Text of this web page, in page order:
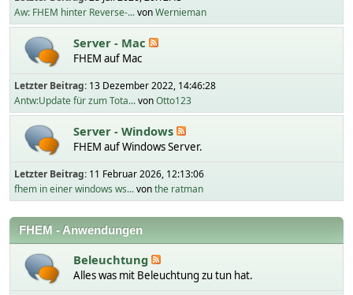
Aw: FHEM hinter Reverse-...vonWernieman
Server - Mac
FHEM auf Mac
Letzter Beitrag: 13 Dezember 2022, 14:46:28
Antw:Update für zum Tota...vonOtto123
Server - Windows
FHEM auf Windows Server.
Letzter Beitrag: 11 Februar 2026, 12:13:06
fhem in einer windows ws...vonthe ratman
FHEM - Anwendungen
Beleuchtung
Alles was mit Beleuchtung zu tun hat.